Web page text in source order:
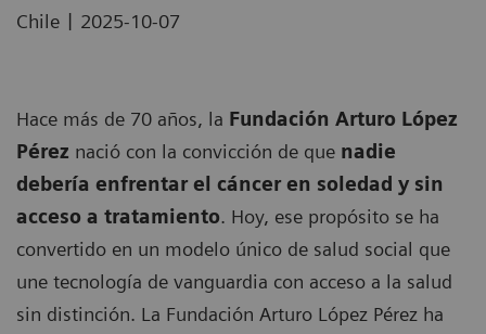
Chile | 2025-10-07
Hace más de 70 años, la Fundación Arturo López
Pérez nació con la convicción de que nadie
debería enfrentar el cáncer en soledad y sin
acceso a tratamiento. Hoy, ese propósito se ha
convertido en un modelo único de salud social que
une tecnología de vanguardia con acceso a la salud
sin distinción. La Fundación Arturo López Pérez ha